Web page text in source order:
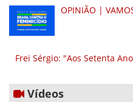
OPINIÃO |
Frei Sérgio: "Aos Setenta
Vídeos